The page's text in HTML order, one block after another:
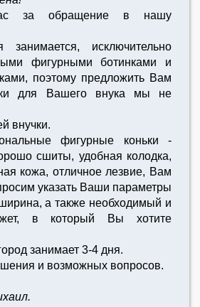
за обращение в нашу
исключительно
фигурными ботинками и
поэтому предложить Вам
для Вашего внука мы не
внучки.
фигурные коньки -
сшиты, удобная колодка,
кожа, отличное лезвие, Вам
указать Ваши параметры
а также необходимый и
в который Вы хотите
занимает 3-4 дня.
и возможных вопросов.